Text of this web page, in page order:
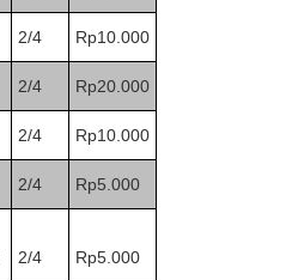
2/4 Rp10.000
2/4 Rp20.000
2/4 Rp10.000
2/4 Rp5.000
2/4 Rp5.000